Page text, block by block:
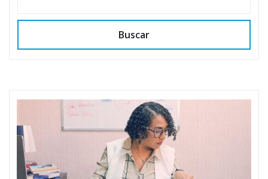
Buscar